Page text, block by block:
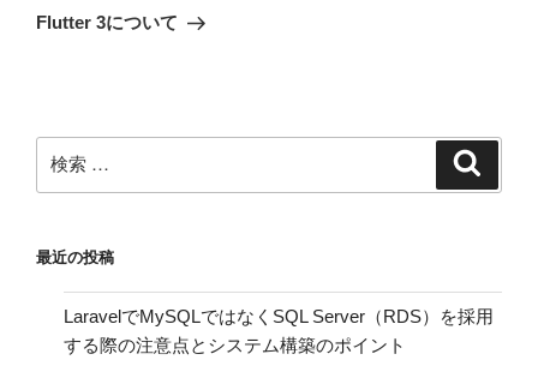
ゲ
ン
稿
の
Flutter 3について
検
索:
最近の投稿
LaravelでMySQLではなくSQL Server（RDS）を採用
する際の注意点とシステム構築のポイント